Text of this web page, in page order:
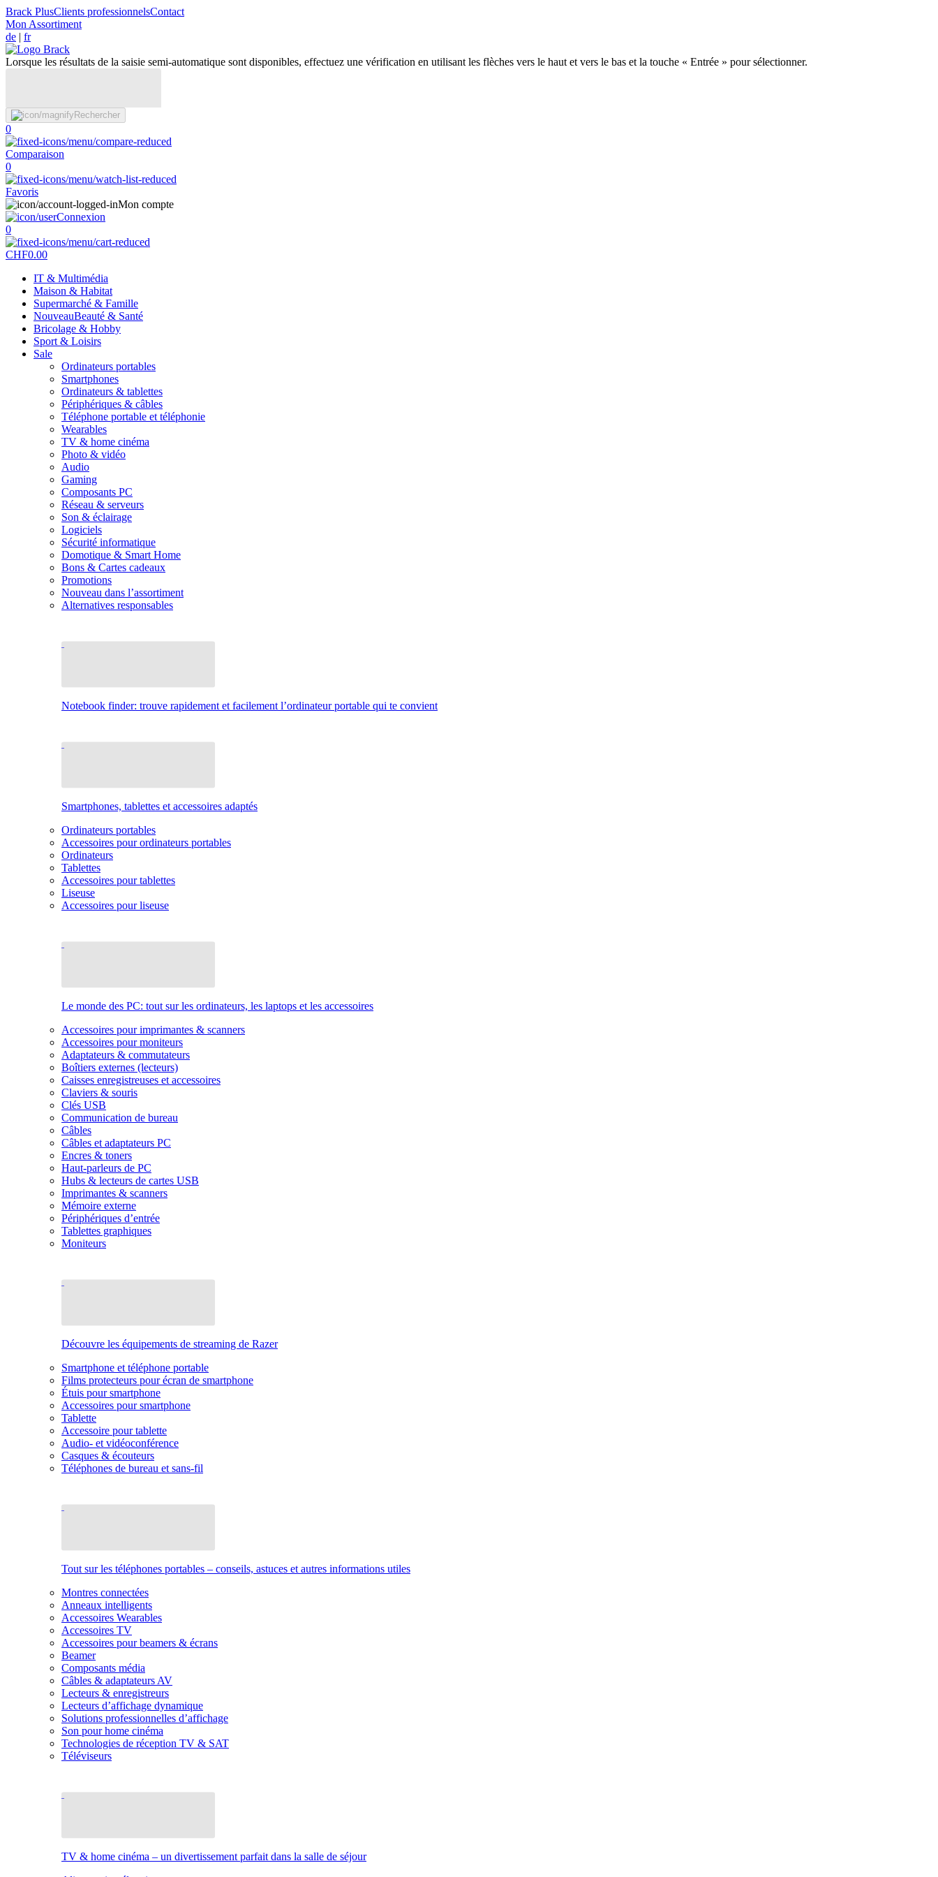
Brack PlusClients professionnelsContact
Mon Assortiment
de | fr
Lorsque les résultats de la saisie semi-automatique sont disponibles, effectuez une vérification en utilisant les flèches vers le haut et vers le bas et la touche « Entrée » pour sélectionner.
Rechercher
0
Comparaison
0
Favoris
Mon compte
Connexion
0
CHF0.00
IT & Multimédia
Maison & Habitat
Supermarché & Famille
NouveauBeauté & Santé
Bricolage & Hobby
Sport & Loisirs
Sale
Ordinateurs portables
Smartphones
Ordinateurs & tablettes
Périphériques & câbles
Téléphone portable et téléphonie
Wearables
TV & home cinéma
Photo & vidéo
Audio
Gaming
Composants PC
Réseau & serveurs
Son & éclairage
Logiciels
Sécurité informatique
Domotique & Smart Home
Bons & Cartes cadeaux
Promotions
Nouveau dans l’assortiment
Alternatives responsables
Notebook finder: trouve rapidement et facilement l’ordinateur portable qui te convient
Smartphones, tablettes et accessoires adaptés
Ordinateurs portables
Accessoires pour ordinateurs portables
Ordinateurs
Tablettes
Accessoires pour tablettes
Liseuse
Accessoires pour liseuse
Le monde des PC: tout sur les ordinateurs, les laptops et les accessoires
Accessoires pour imprimantes & scanners
Accessoires pour moniteurs
Adaptateurs & commutateurs
Boîtiers externes (lecteurs)
Caisses enregistreuses et accessoires
Claviers & souris
Clés USB
Communication de bureau
Câbles
Câbles et adaptateurs PC
Encres & toners
Haut-parleurs de PC
Hubs & lecteurs de cartes USB
Imprimantes & scanners
Mémoire externe
Périphériques d’entrée
Tablettes graphiques
Moniteurs
Découvre les équipements de streaming de Razer
Smartphone et téléphone portable
Films protecteurs pour écran de smartphone
Étuis pour smartphone
Accessoires pour smartphone
Tablette
Accessoire pour tablette
Audio- et vidéoconférence
Casques & écouteurs
Téléphones de bureau et sans-fil
Tout sur les téléphones portables – conseils, astuces et autres informations utiles
Montres connectées
Anneaux intelligents
Accessoires Wearables
Accessoires TV
Accessoires pour beamers & écrans
Beamer
Composants média
Câbles & adaptateurs AV
Lecteurs & enregistreurs
Lecteurs d’affichage dynamique
Solutions professionnelles d’affichage
Son pour home cinéma
Technologies de réception TV & SAT
Téléviseurs
TV & home cinéma – un divertissement parfait dans la salle de séjour